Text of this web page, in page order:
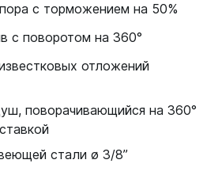
с торможением на 50%
с поворотом на 360°
отложений
поворачивающийся на 360°
стали ø 3/8”